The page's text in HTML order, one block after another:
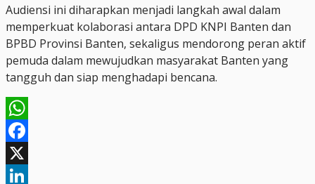
Audiensi ini diharapkan menjadi langkah awal dalam
memperkuat kolaborasi antara DPD KNPI Banten dan
BPBD Provinsi Banten, sekaligus mendorong peran aktif
pemuda dalam mewujudkan masyarakat Banten yang
tangguh dan siap menghadapi bencana.
WhatsApp
Facebook
X